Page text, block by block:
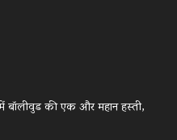
में बॉलीवुड की एक और महान हस्ती,